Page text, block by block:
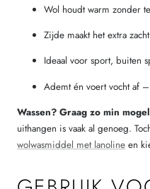
Wol houdt warm zonder
Zijde maakt het extra
Ideaal voor sport, buiten
Ademt én voert vocht af
Wassen? Graag zo min
uithangen is vaak al genoeg.
wolwasmiddel met lanoline en